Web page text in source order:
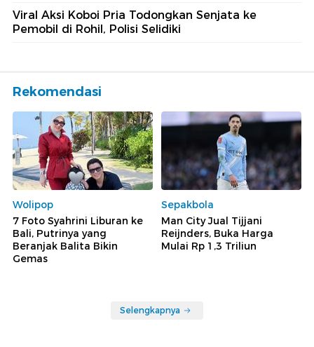
Viral Aksi Koboi Pria Todongkan Senjata ke
Pemobil di Rohil, Polisi Selidiki
Rekomendasi
Wolipop
7 Foto Syahrini Liburan ke
Bali, Putrinya yang
Beranjak Balita Bikin
Gemas
Sepakbola
Man City Jual Tijjani
Reijnders, Buka Harga
Mulai Rp 1,3 Triliun
Selengkapnya